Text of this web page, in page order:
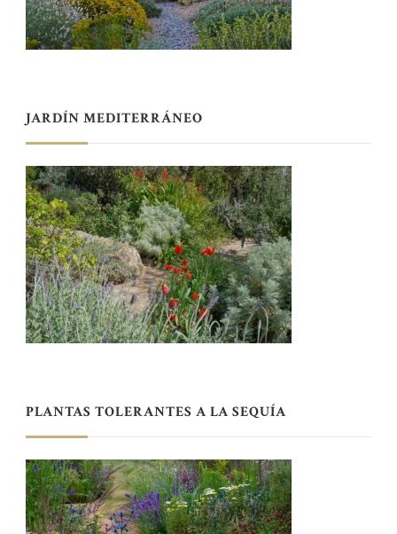
JARDÍN MEDITERRÁNEO
PLANTAS TOLERANTES A LA SEQUÍA